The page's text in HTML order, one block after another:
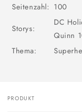
Seitenzahl: 100
Storys:
DC
Quinn
Thema:
Dein
PRODUKT